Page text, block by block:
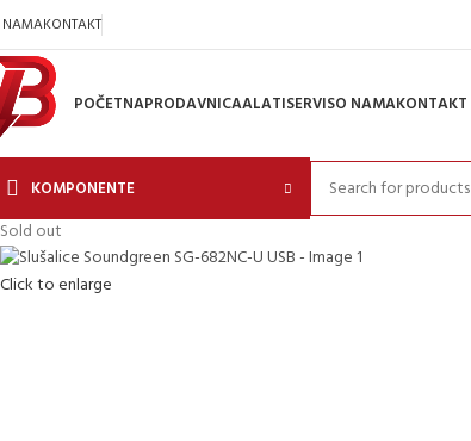
KONTAKT
POČETNAPRODAVNICAALATISERVISO NAMAKONTAKT
KOMPONENTE
Sold out
Click to enlarge